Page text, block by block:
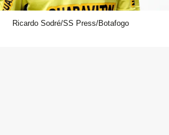
Ricardo Sodré/SS Press/Botafogo